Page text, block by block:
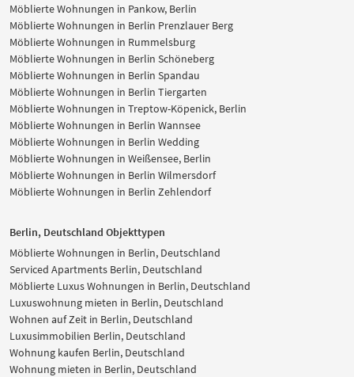
Möblierte Wohnungen in Pankow, Berlin
Möblierte Wohnungen in Berlin Prenzlauer Berg
Möblierte Wohnungen in Rummelsburg
Möblierte Wohnungen in Berlin Schöneberg
Möblierte Wohnungen in Berlin Spandau
Möblierte Wohnungen in Berlin Tiergarten
Möblierte Wohnungen in Treptow-Köpenick, Berlin
Möblierte Wohnungen in Berlin Wannsee
Möblierte Wohnungen in Berlin Wedding
Möblierte Wohnungen in Weißensee, Berlin
Möblierte Wohnungen in Berlin Wilmersdorf
Möblierte Wohnungen in Berlin Zehlendorf
Berlin, Deutschland Objekttypen
Möblierte Wohnungen in Berlin, Deutschland
Serviced Apartments Berlin, Deutschland
Möblierte Luxus Wohnungen in Berlin, Deutschland
Luxuswohnung mieten in Berlin, Deutschland
Wohnen auf Zeit in Berlin, Deutschland
Luxusimmobilien Berlin, Deutschland
Wohnung kaufen Berlin, Deutschland
Wohnung mieten in Berlin, Deutschland